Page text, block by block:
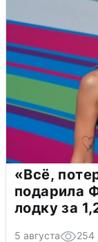
«Всё,
подарила
лодку за
5 августа 254